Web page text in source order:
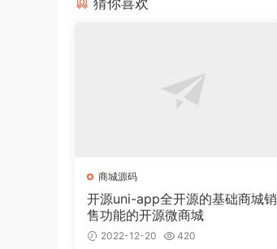
猜你喜欢
商城源码
开源uni-app全开源的基础商城销
售功能的开源微商城
2022-12-20 420